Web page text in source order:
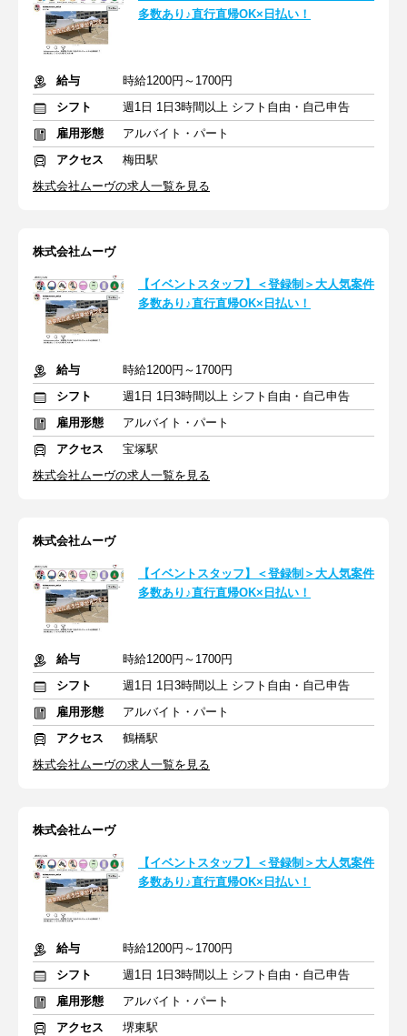
多数あり♪直行直帰OK×日払い！
給与
時給1200円～1700円
シフト
週1日 1日3時間以上 シフト自由・自己申告
雇用形態
アルバイト・パート
アクセス
梅田駅
株式会社ムーヴの求人一覧を見る
株式会社ムーヴ
【イベントスタッフ】＜登録制＞大人気案件
多数あり♪直行直帰OK×日払い！
給与
時給1200円～1700円
シフト
週1日 1日3時間以上 シフト自由・自己申告
雇用形態
アルバイト・パート
アクセス
宝塚駅
株式会社ムーヴの求人一覧を見る
株式会社ムーヴ
【イベントスタッフ】＜登録制＞大人気案件
多数あり♪直行直帰OK×日払い！
給与
時給1200円～1700円
シフト
週1日 1日3時間以上 シフト自由・自己申告
雇用形態
アルバイト・パート
アクセス
鶴橋駅
株式会社ムーヴの求人一覧を見る
株式会社ムーヴ
【イベントスタッフ】＜登録制＞大人気案件
多数あり♪直行直帰OK×日払い！
給与
時給1200円～1700円
シフト
週1日 1日3時間以上 シフト自由・自己申告
雇用形態
アルバイト・パート
アクセス
堺東駅